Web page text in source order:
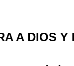
A DIOS Y